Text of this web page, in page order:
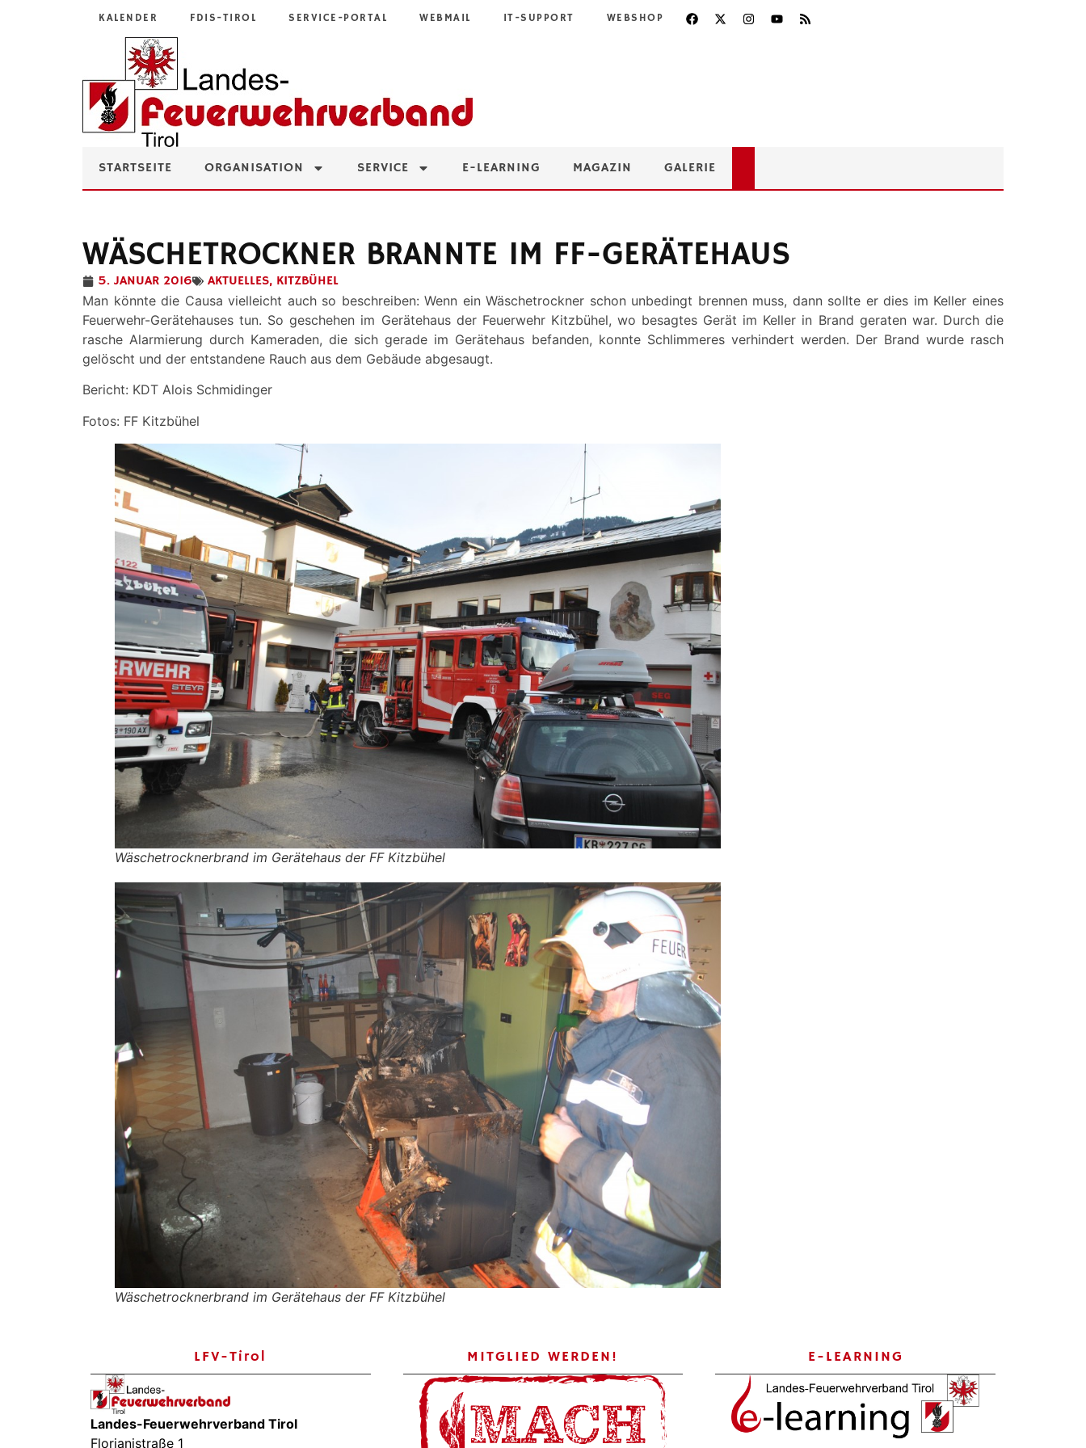
KALENDER FDIS-TIROL SERVICE-PORTAL WEBMAIL IT-SUPPORT WEBSHOP
STARTSEITE ORGANISATION SERVICE E-LEARNING MAGAZIN GALERIE
WÄSCHETROCKNER BRANNTE IM FF-GERÄTEHAUS
5. JANUAR 2016 AKTUELLES, KITZBÜHEL
Man könnte die Causa vielleicht auch so beschreiben: Wenn ein Wäschetrockner schon unbedingt brennen muss, dann sollte er dies im Keller eines
Feuerwehr-Gerätehauses tun. So geschehen im Gerätehaus der Feuerwehr Kitzbühel, wo besagtes Gerät im Keller in Brand geraten war. Durch die
rasche Alarmierung durch Kameraden, die sich gerade im Gerätehaus befanden, konnte Schlimmeres verhindert werden. Der Brand wurde rasch
gelöscht und der entstandene Rauch aus dem Gebäude abgesaugt.
Bericht: KDT Alois Schmidinger
Fotos: FF Kitzbühel
Wäschetrocknerbrand im Gerätehaus der FF Kitzbühel
Wäschetrocknerbrand im Gerätehaus der FF Kitzbühel
LFV-Tirol
Landes-Feuerwehrverband Tirol
Florianistraße 1
MITGLIED WERDEN! E-LEARNING